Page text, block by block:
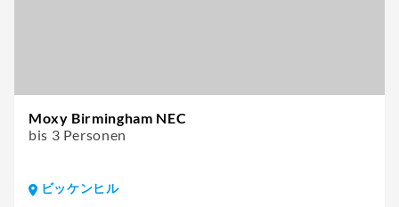
Moxy Birmingham NEC
bis 3 Personen
ビッケンヒル